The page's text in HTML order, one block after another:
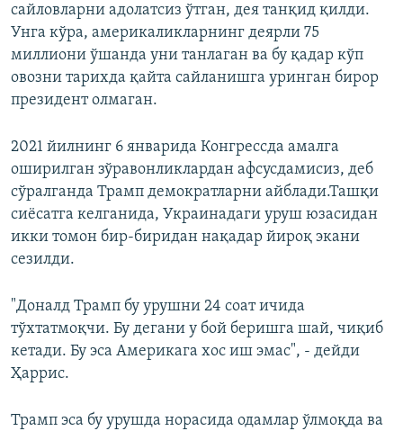
сайловларни адолатсиз ўтган, дея танқид қилди.
Унга кўра, америкаликларнинг деярли 75
миллиони ўшанда уни танлаган ва бу қадар кўп
овозни тарихда қайта сайланишга уринган бирор
президент олмаган.
2021 йилнинг 6 январида Конгрессда амалга
оширилган зўравонликлардан афсусдамисиз, деб
сўралганда Трамп демократларни айблади.Ташқи
сиёсатга келганида, Украинадаги уруш юзасидан
икки томон бир-биридан нақадар йироқ экани
сезилди.
"Доналд Трамп бу урушни 24 соат ичида
тўхтатмоқчи. Бу дегани у бой беришга шай, чиқиб
кетади. Бу эса Америкага хос иш эмас", - дейди
Ҳаррис.
Трамп эса бу урушда норасида одамлар ўлмоқда ва